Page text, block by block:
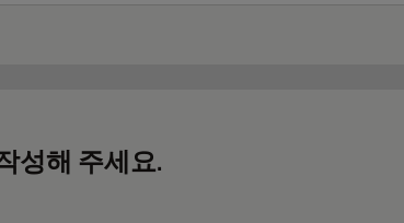
성해 주세요.